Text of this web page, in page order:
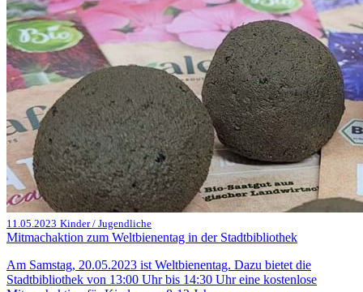
11.05.2023 Kinder / Jugendliche
Mitmachaktion zum Weltbienentag in der Stadtbibliothek
Am Samstag, 20.05.2023 ist Weltbienentag. Dazu bietet die
Stadtbibliothek von 13:00 Uhr bis 14:30 Uhr eine kostenlose